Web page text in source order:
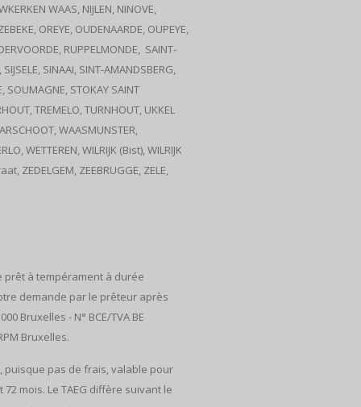
WAAS, NIJLEN, NINOVE,
OREYE, OUDENAARDE, OUPEYE,
RUPPELMONDE, SAINT-
SINAAI, SINT-AMANDSBERG,
SOUMAGNE, STOKAY SAINT
TREMELO, TURNHOUT, UKKEL
WAASMUNSTER,
WETTEREN, WILRIJK (Bist), WILRIJK
ZEDELGEM, ZEEBRUGGE, ZELE,
à tempérament à durée
demande par le prêteur après
Bruxelles - N° BCE/TVA BE
Bruxelles.
puisque pas de frais, valable pour
mois. Le TAEG diffère suivant le